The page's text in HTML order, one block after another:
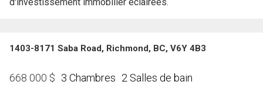
1403-8171 Saba Road, Richmond, BC, V6Y 4B3
668 000 $ 3 Chambres 2 Salles de bain